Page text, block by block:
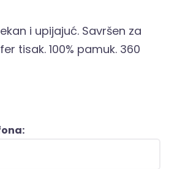
i upijajuć. Savršen za
tisak. 100% pamuk. 360